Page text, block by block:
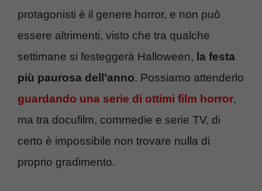
protagonisti è il genere horror, e non può
essere altrimenti, visto che tra qualche
settimane si festeggerà Halloween, la festa
più paurosa dell’anno. Possiamo attenderlo
guardando una serie di ottimi film horror,
ma tra docufilm, commedie e serie TV, di
certo è impossibile non trovare nulla di
proprio gradimento.